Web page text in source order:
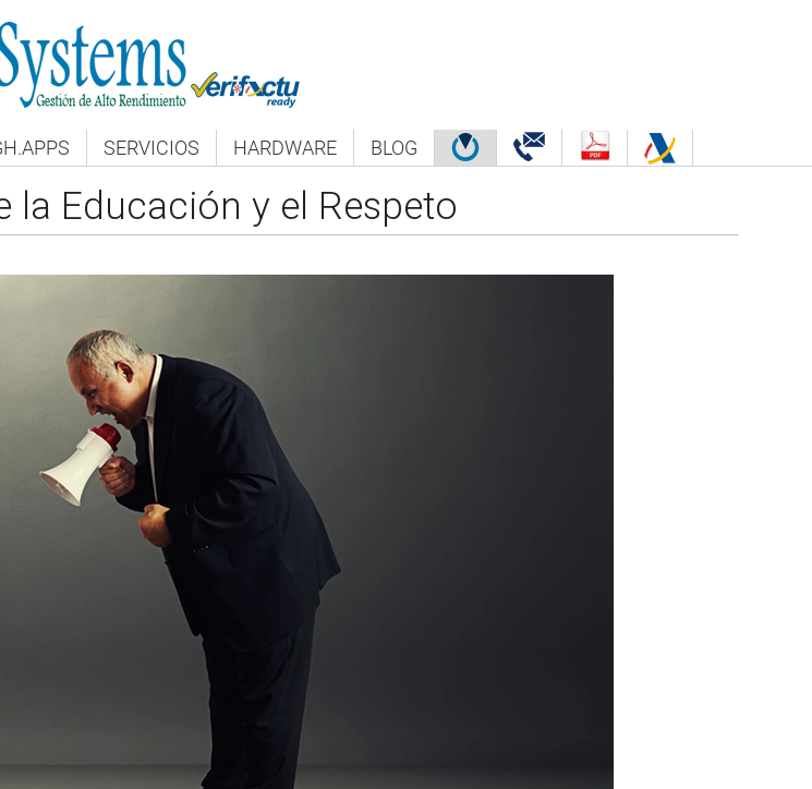
.APPS SERVICIOS HARDWARE BLOG
la Educación y el Respeto